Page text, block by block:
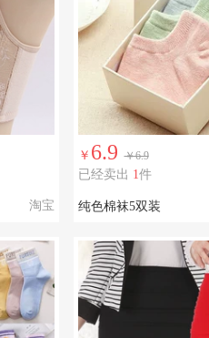
淘宝
￥ 6.9 ￥6.9
已经卖出 1件
纯色棉袜5双装